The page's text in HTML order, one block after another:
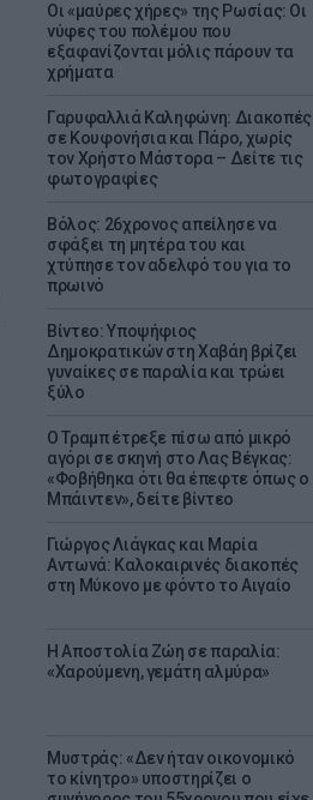
Οι «μαύρες χήρες» της Ρωσίας: Οι
νύφες του πολέμου που
εξαφανίζονται μόλις πάρουν τα
χρήματα
Γαρυφαλλιά Καληφώνη: Διακοπές
σε Κουφονήσια και Πάρο, χωρίς
τον Χρήστο Μάστορα – Δείτε τις
φωτογραφίες
Βόλος: 26χρονος απείλησε να
σφάξει τη μητέρα του και
χτύπησε τον αδελφό του για το
πρωινό
Βίντεο: Υποψήφιος
Δημοκρατικών στη Χαβάη βρίζει
γυναίκες σε παραλία και τρώει
ξύλο
Ο Τραμπ έτρεξε πίσω από μικρό
αγόρι σε σκηνή στο Λας Βέγκας:
«Φοβήθηκα ότι θα έπεφτε όπως ο
Μπάιντεν», δείτε βίντεο
Γιώργος Λιάγκας και Μαρία
Αντωνά: Καλοκαιρινές διακοπές
στη Μύκονο με φόντο το Αιγαίο
Η Αποστολία Ζώη σε παραλία:
«Χαρούμενη, γεμάτη αλμύρα»
Μυστράς: «Δεν ήταν οικονομικό
το κίνητρο» υποστηρίζει ο